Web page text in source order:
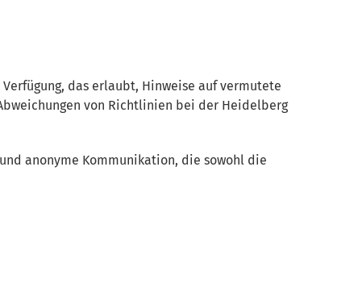
das erlaubt, Hinweise auf vermutete
von Richtlinien bei der Heidelberg
anonyme Kommunikation, die sowohl die